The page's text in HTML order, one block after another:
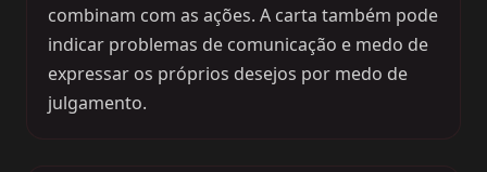
combinam com as ações. A carta também pode
indicar problemas de comunicação e medo de
expressar os próprios desejos por medo de
julgamento.